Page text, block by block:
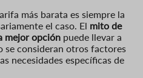
más barata es siempre la
el caso. El mito de
mejor opción puede llevar a
se consideran otros factores
necesidades específicas de